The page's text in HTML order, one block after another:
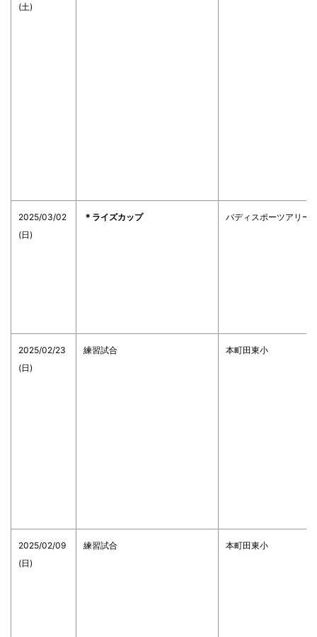
(土)
2025/03/02
(日)
＊ライズカップ バディスポーツアリー
2025/02/23
(日)
練習試合 本町田東小
2025/02/09
(日)
練習試合 本町田東小